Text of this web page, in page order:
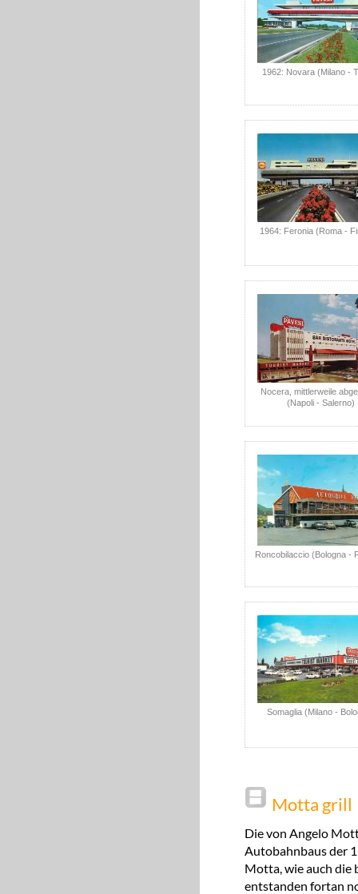
1962: Novara (Milano -
1964: Feronia (Roma -
Nocera, mittlerweile
(Napoli - Salerno)
Roncobilaccio (Bologna -
Somaglia (Milano -
Motta grill
Die von Angelo
Autobahnbaus der
Motta, wie auch die
entstanden fortan